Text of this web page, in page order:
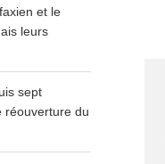
et le
leurs
sept
réouverture du